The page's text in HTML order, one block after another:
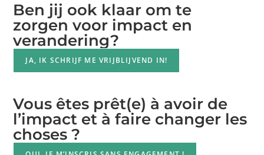
Ben jij ook klaar om te
zorgen voor impact en
verandering?
JA, IK SCHRIJF ME VRIJBLIJVEND IN!
Vous êtes prêt(e) à avoir de
l’impact et à faire changer les
choses ?